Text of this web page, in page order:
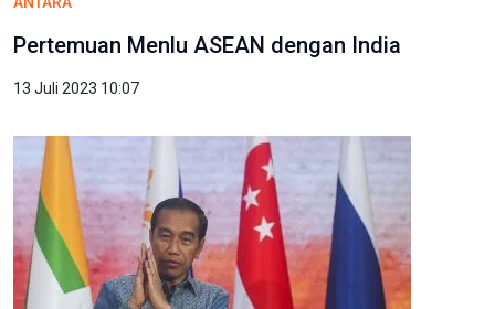
Pertemuan Menlu ASEAN dengan India
13 Juli 2023 10:07